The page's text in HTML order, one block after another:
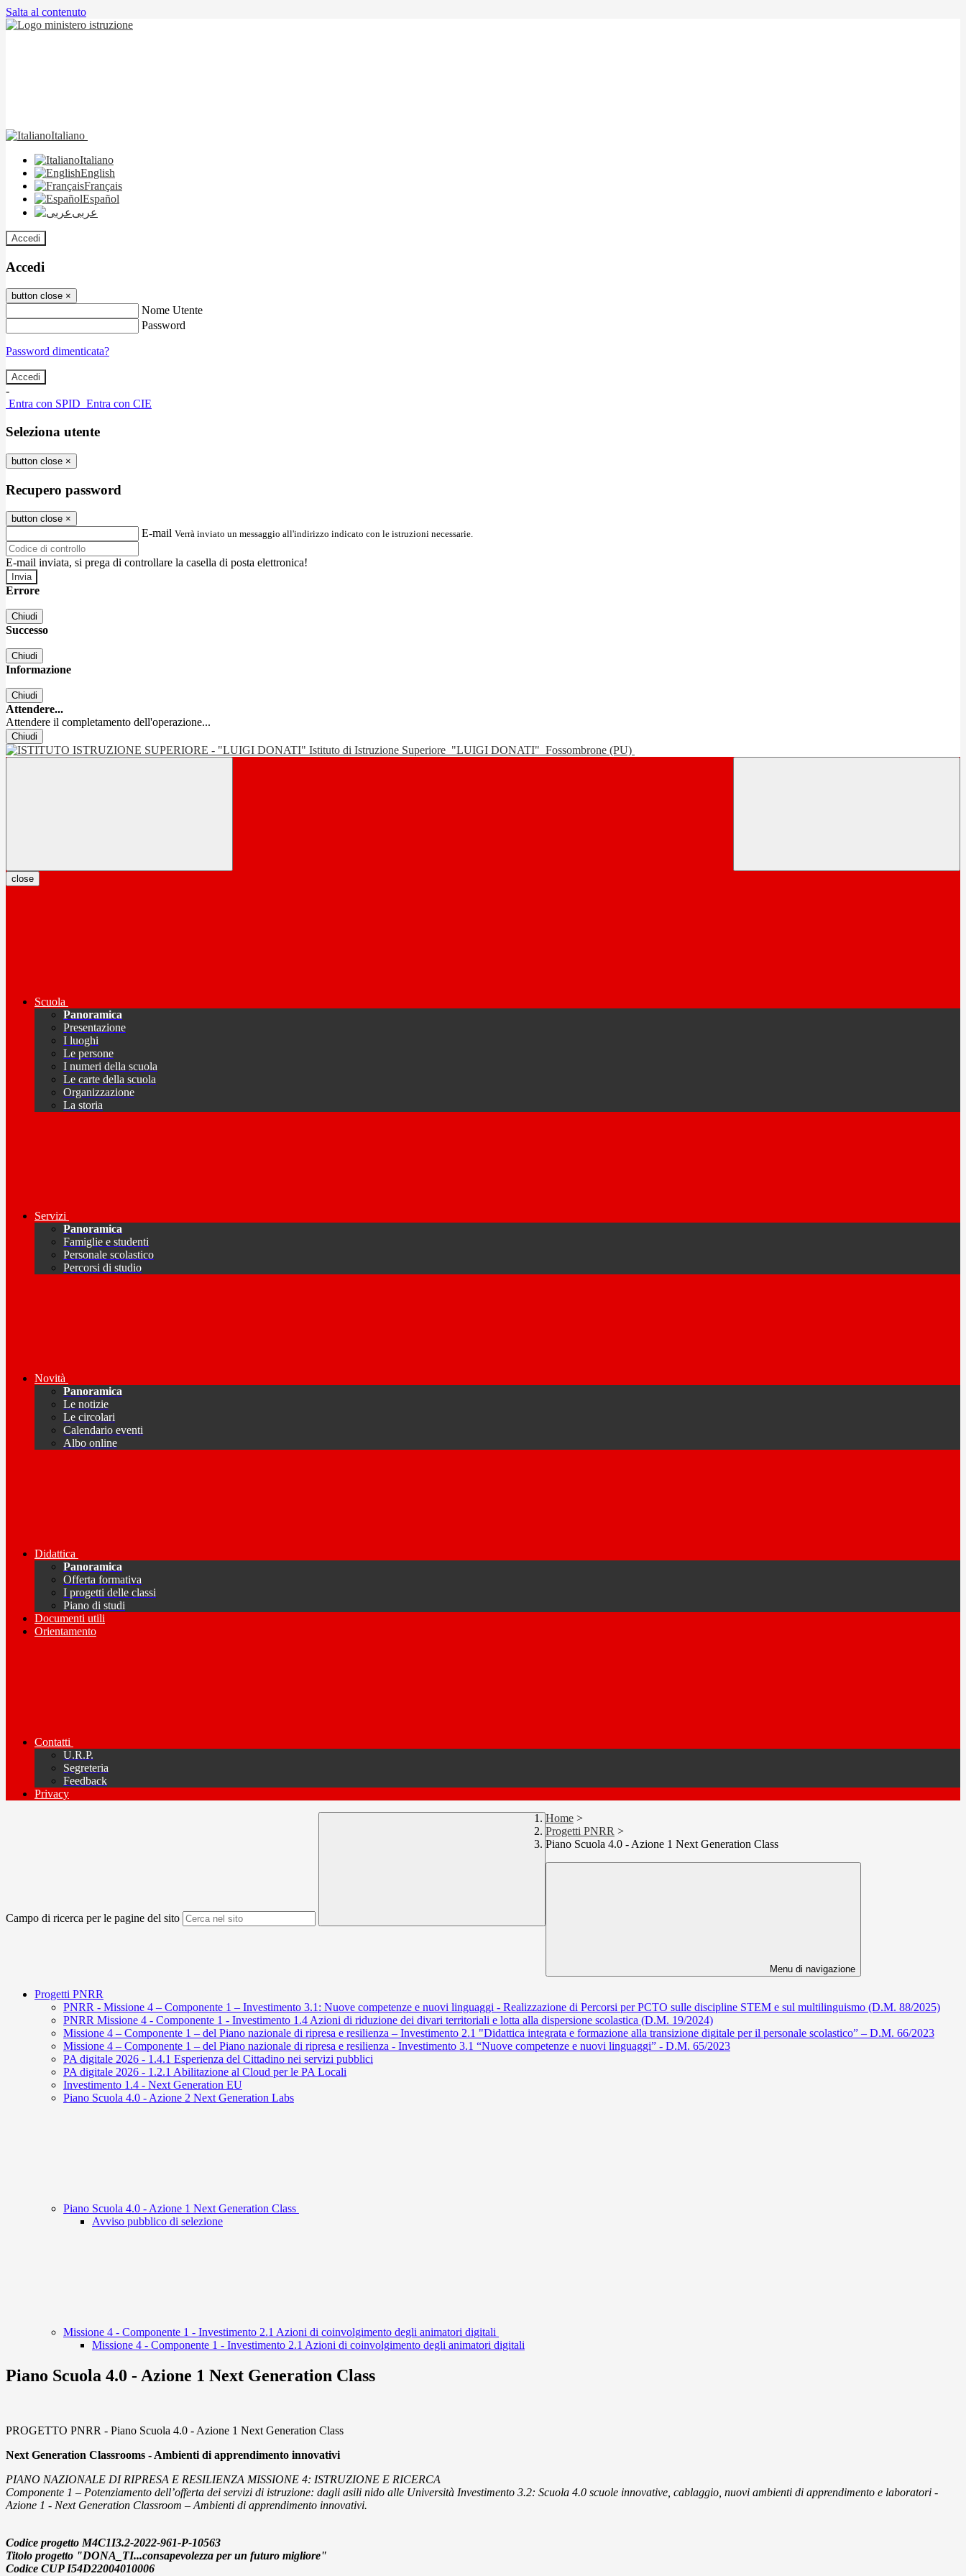
Salta al contenuto
Italiano
Italiano
English
Français
Español
عربى
Accedi
Accedi
button close ×
Nome Utente
Password
Password dimenticata?
-
Entra con SPID Entra con CIE
Seleziona utente
button close ×
Recupero password
button close ×
E-mail Verrà inviato un messaggio all'indirizzo indicato con le istruzioni necessarie.
E-mail inviata, si prega di controllare la casella di posta elettronica!
Errore
Chiudi
Successo
Chiudi
Informazione
Chiudi
Attendere...
Attendere il completamento dell'operazione...
Chiudi
Istituto di Istruzione Superiore "LUIGI DONATI" Fossombrone (PU)
close
Scuola
Panoramica
Presentazione
I luoghi
Le persone
I numeri della scuola
Le carte della scuola
Organizzazione
La storia
Servizi
Panoramica
Famiglie e studenti
Personale scolastico
Percorsi di studio
Novità
Panoramica
Le notizie
Le circolari
Calendario eventi
Albo online
Didattica
Panoramica
Offerta formativa
I progetti delle classi
Piano di studi
Documenti utili
Orientamento
Contatti
U.R.P.
Segreteria
Feedback
Privacy
Campo di ricerca per le pagine del sito
Home >
Progetti PNRR >
Piano Scuola 4.0 - Azione 1 Next Generation Class
Menu di navigazione
Progetti PNRR
PNRR - Missione 4 – Componente 1 – Investimento 3.1: Nuove competenze e nuovi linguaggi - Realizzazione di Percorsi per PCTO sulle discipline STEM e sul multilinguismo (D.M. 88/2025)
PNRR Missione 4 - Componente 1 - Investimento 1.4 Azioni di riduzione dei divari territoriali e lotta alla dispersione scolastica (D.M. 19/2024)
Missione 4 – Componente 1 – del Piano nazionale di ripresa e resilienza – Investimento 2.1 "Didattica integrata e formazione alla transizione digitale per il personale scolastico” – D.M. 66/2023
Missione 4 – Componente 1 – del Piano nazionale di ripresa e resilienza - Investimento 3.1 “Nuove competenze e nuovi linguaggi” - D.M. 65/2023
PA digitale 2026 - 1.4.1 Esperienza del Cittadino nei servizi pubblici
PA digitale 2026 - 1.2.1 Abilitazione al Cloud per le PA Locali
Investimento 1.4 - Next Generation EU
Piano Scuola 4.0 - Azione 2 Next Generation Labs
Piano Scuola 4.0 - Azione 1 Next Generation Class
Avviso pubblico di selezione
Missione 4 - Componente 1 - Investimento 2.1 Azioni di coinvolgimento degli animatori digitali
Missione 4 - Componente 1 - Investimento 2.1 Azioni di coinvolgimento degli animatori digitali
Piano Scuola 4.0 - Azione 1 Next Generation Class
PROGETTO PNRR - Piano Scuola 4.0 - Azione 1 Next Generation Class
Next Generation Classrooms - Ambienti di apprendimento innovativi
PIANO NAZIONALE DI RIPRESA E RESILIENZA MISSIONE 4: ISTRUZIONE E RICERCA
Componente 1 – Potenziamento dell’offerta dei servizi di istruzione: dagli asili nido alle Università Investimento 3.2: Scuola 4.0 scuole innovative, cablaggio, nuovi ambienti di apprendimento e laboratori -
Azione 1 - Next Generation Classroom – Ambienti di apprendimento innovativi.
Codice progetto M4C1I3.2-2022-961-P-10563
Titolo progetto "DONA_TI...consapevolezza per un futuro migliore"
Codice CUP I54D22004010006